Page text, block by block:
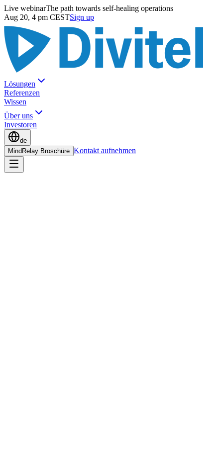
Live webinarThe path towards self-healing operations
Aug 20, 4 pm CESTSign up
Lösungen
Referenzen
Wissen
Über uns
Investoren
de
MindRelay Broschüre Kontakt aufnehmen